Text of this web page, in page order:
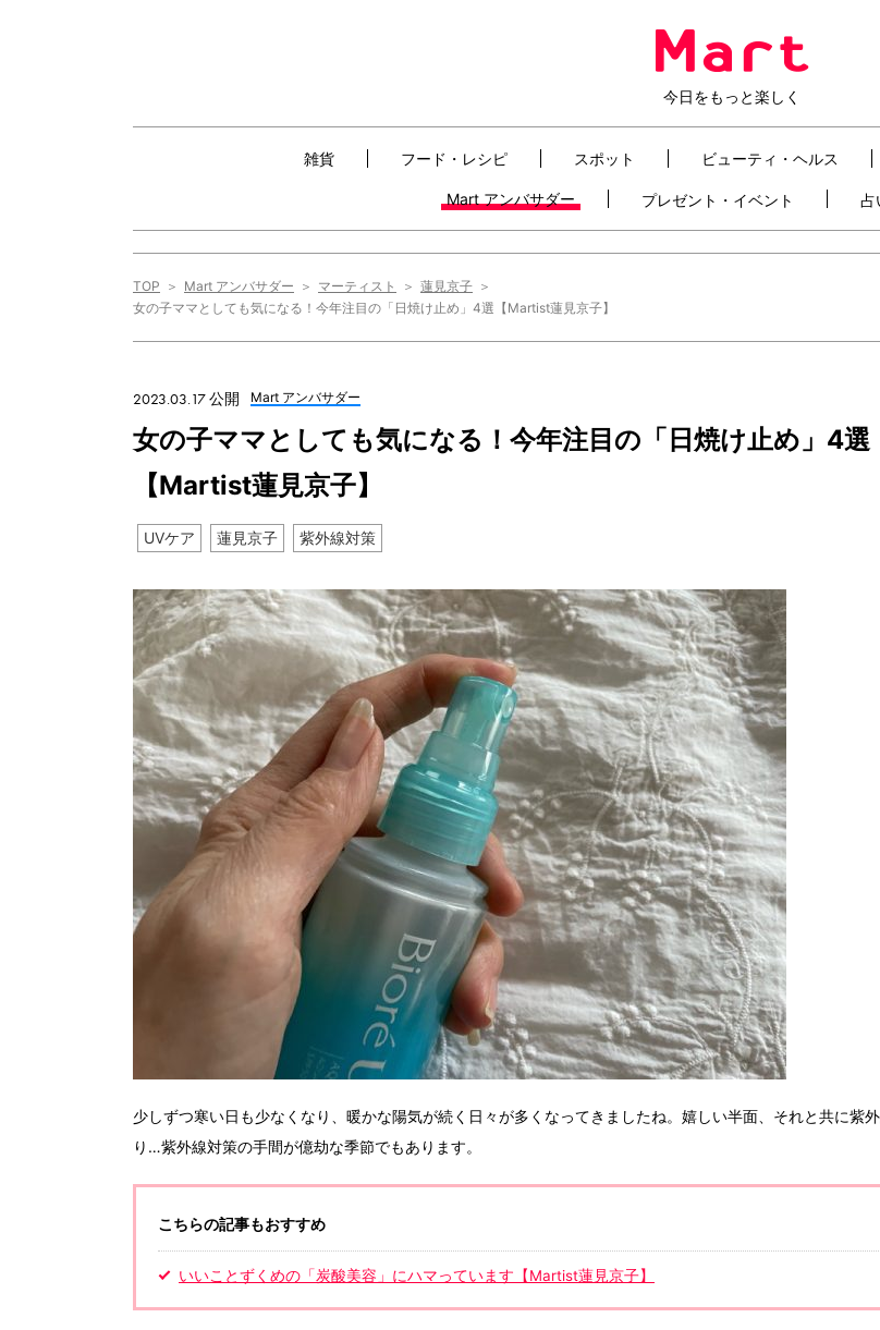
今日をもっと楽しく
雑貨 フード・レシピ スポット ビューティ・ヘルス
Mart アンバサダー プレゼント・イベント 占
TOP Mart アンバサダー マーティスト
蓮見京子
女の子ママとしても気になる！今年注目の「日焼け止め」4選【Martist蓮見京子】
2023.03.17 公開 Mart アンバサダー
女の子ママとしても気になる！今年注目の「日焼け止め」4選
【Martist蓮見京子】
UVケア 蓮見京子 紫外線対策
少しずつ寒い日も少なくなり、暖かな陽気が続く日々が多くなってきましたね。嬉しい半面、それと共に紫
り…紫外線対策の手間が億劫な季節でもあります。
こちらの記事もおすすめ
いいことずくめの「炭酸美容」にハマっています【Martist蓮見京子】